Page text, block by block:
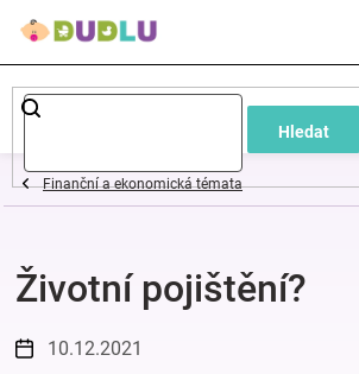
Hledat
Dětské
a
oblečení
Pokojíček
Finanční a ekonomická témata
Životní pojištění?
10.12.2021